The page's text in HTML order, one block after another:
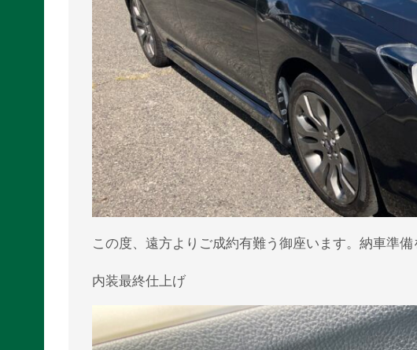
この度、遠方よりご成約有難う御座います。納車準備
内装最終仕上げ